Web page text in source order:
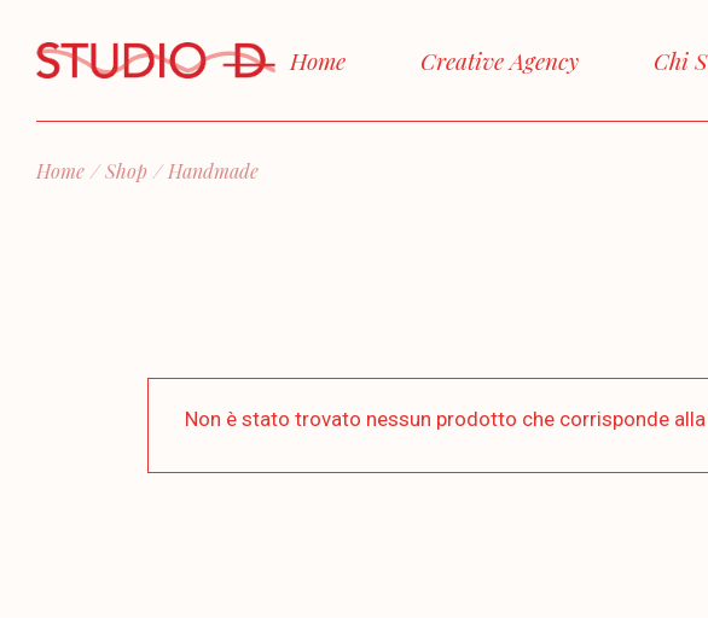
content
Home Creative Agency Chi
Home Shop Handmade
Non è stato trovato nessun prodotto che corrisponde